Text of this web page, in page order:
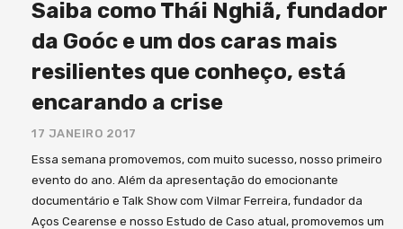
Saiba como Thái Nghiã, fundador
da Goóc e um dos caras mais
resilientes que conheço, está
encarando a crise
17 JANEIRO 2017
Essa semana promovemos, com muito sucesso, nosso primeiro
evento do ano. Além da apresentação do emocionante
documentário e Talk Show com Vilmar Ferreira, fundador da
Aços Cearense e nosso Estudo de Caso atual, promovemos um